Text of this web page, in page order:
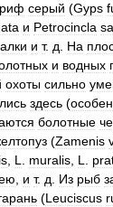
серый (Gyps
и Petrocincla
и т. д На
и водных
охоты сильно
здесь (
болотные
(Zamenis
L muralis L
и т. д Из рыб
(Leuciscus